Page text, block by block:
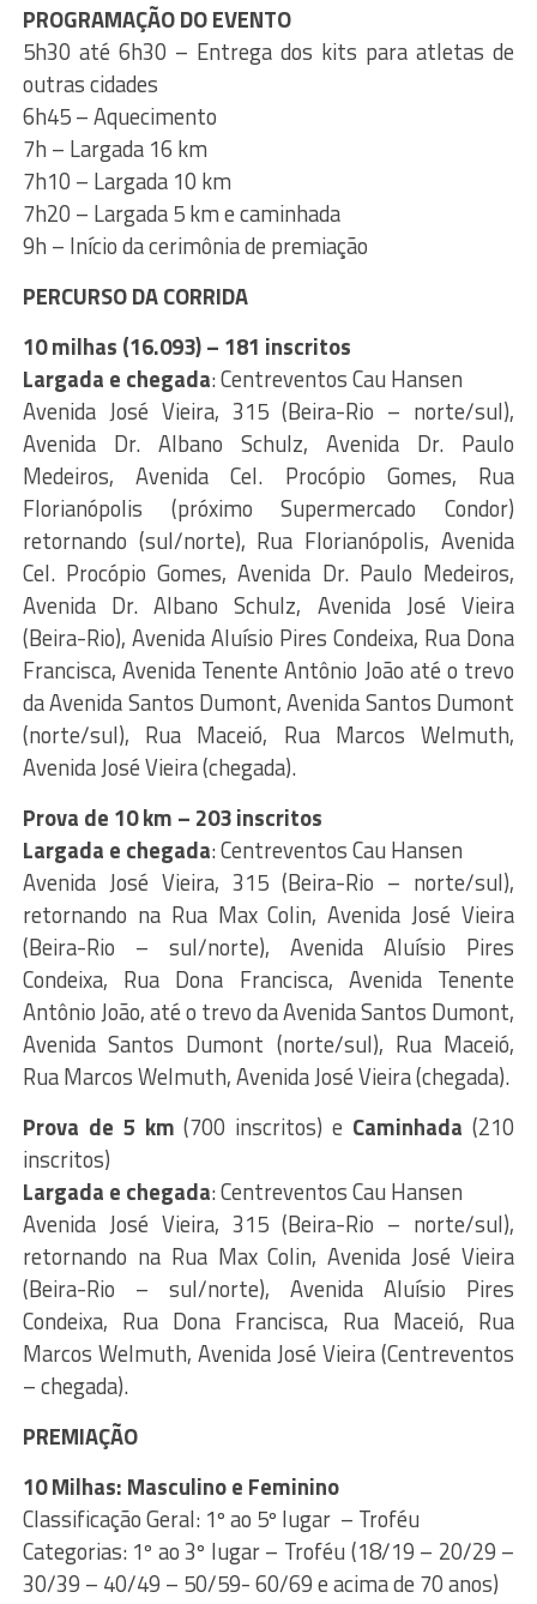
PROGRAMAÇÃO DO EVENTO
5h30 até 6h30 – Entrega dos kits para atletas de
outras cidades
6h45 – Aquecimento
7h – Largada 16 km
7h10 – Largada 10 km
7h20 – Largada 5 km e caminhada
9h – Início da cerimônia de premiação
PERCURSO DA CORRIDA
10 milhas (16.093) – 181 inscritos
Largada e chegada: Centreventos Cau Hansen
Avenida José Vieira, 315 (Beira-Rio – norte/sul),
Avenida Dr. Albano Schulz, Avenida Dr. Paulo
Medeiros, Avenida Cel. Procópio Gomes, Rua
Florianópolis (próximo Supermercado Condor)
retornando (sul/norte), Rua Florianópolis, Avenida
Cel. Procópio Gomes, Avenida Dr. Paulo Medeiros,
Avenida Dr. Albano Schulz, Avenida José Vieira
(Beira-Rio), Avenida Aluísio Pires Condeixa, Rua Dona
Francisca, Avenida Tenente Antônio João até o trevo
da Avenida Santos Dumont, Avenida Santos Dumont
(norte/sul), Rua Maceió, Rua Marcos Welmuth,
Avenida José Vieira (chegada).
Prova de 10 km – 203 inscritos
Largada e chegada: Centreventos Cau Hansen
Avenida José Vieira, 315 (Beira-Rio – norte/sul),
retornando na Rua Max Colin, Avenida José Vieira
(Beira-Rio – sul/norte), Avenida Aluísio Pires
Condeixa, Rua Dona Francisca, Avenida Tenente
Antônio João, até o trevo da Avenida Santos Dumont,
Avenida Santos Dumont (norte/sul), Rua Maceió,
Rua Marcos Welmuth, Avenida José Vieira (chegada).
Prova de 5 km (700 inscritos) e Caminhada (210
inscritos)
Largada e chegada: Centreventos Cau Hansen
Avenida José Vieira, 315 (Beira-Rio – norte/sul),
retornando na Rua Max Colin, Avenida José Vieira
(Beira-Rio – sul/norte), Avenida Aluísio Pires
Condeixa, Rua Dona Francisca, Rua Maceió, Rua
Marcos Welmuth, Avenida José Vieira (Centreventos
– chegada).
PREMIAÇÃO
10 Milhas: Masculino e Feminino
Classificação Geral: 1º ao 5º lugar – Troféu
Categorias: 1º ao 3º lugar – Troféu (18/19 – 20/29 –
30/39 – 40/49 – 50/59- 60/69 e acima de 70 anos)